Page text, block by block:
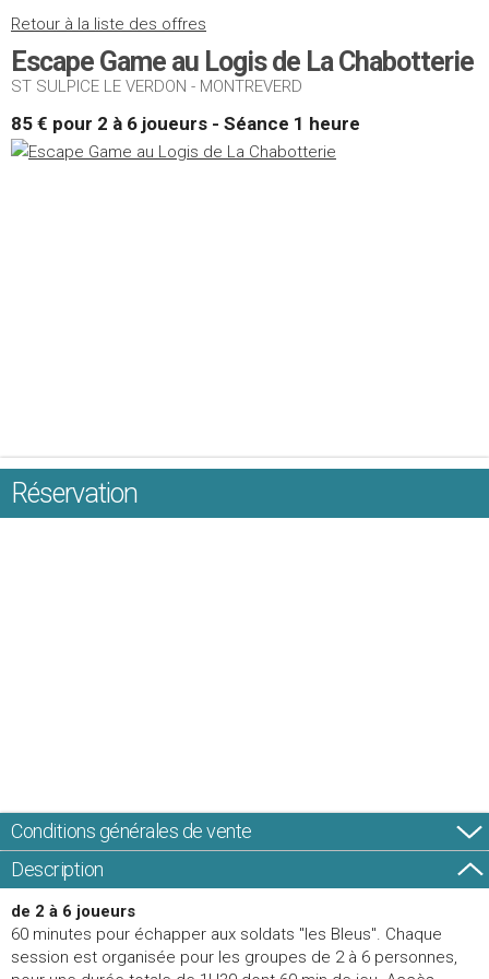
Retour à la liste des offres
Escape Game au Logis de La Chabotterie
ST SULPICE LE VERDON - MONTREVERD
85 € pour 2 à 6 joueurs - Séance 1 heure
Réservation
Conditions générales de vente
Description
de 2 à 6 joueurs
60 minutes pour échapper aux soldats "les Bleus". Chaque
session est organisée pour les groupes de 2 à 6 personnes,